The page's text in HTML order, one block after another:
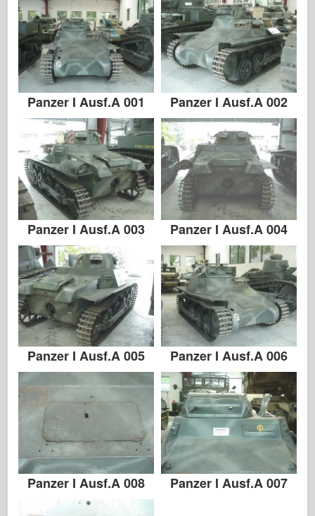
泰泰莱里
传说
孟模
塔米亚
三星
特朗普特
兹韦兹达
相册-照片
四处走动
书
Dvd
联系
勒杂志
Panzer I Ausf.A 001 Panzer I Ausf.A 002
Panzer I Ausf.A 003 Panzer I Ausf.A 004
Panzer I Ausf.A 005 Panzer I Ausf.A 006
Panzer I Ausf.A 008 Panzer I Ausf.A 007